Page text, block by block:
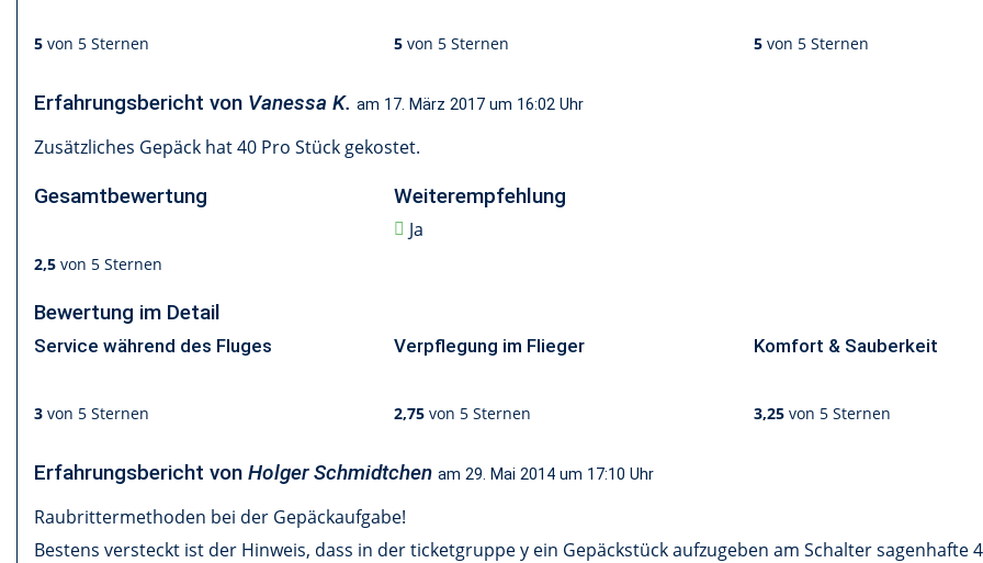
5 von 5 Sternen 5 von 5 Sternen 5 von 5 Sternen
Erfahrungsbericht von Vanessa K. am 17. März 2017 um 16:02 Uhr
Zusätzliches Gepäck hat 40 Pro Stück gekostet.
Gesamtbewertung
2,5 von 5 Sternen
Weiterempfehlung
Ja
Bewertung im Detail
Service während des Fluges
3 von 5 Sternen
Verpflegung im Flieger
2,75 von 5 Sternen
Komfort & Sauberkeit
3,25 von 5 Sternen
Erfahrungsbericht von Holger Schmidtchen am 29. Mai 2014 um 17:10 Uhr
Raubrittermethoden bei der Gepäckaufgabe!
Bestens versteckt ist der Hinweis, dass in der ticketgruppe y ein Gepäckstück aufzugeben am Schalter sagenhafte